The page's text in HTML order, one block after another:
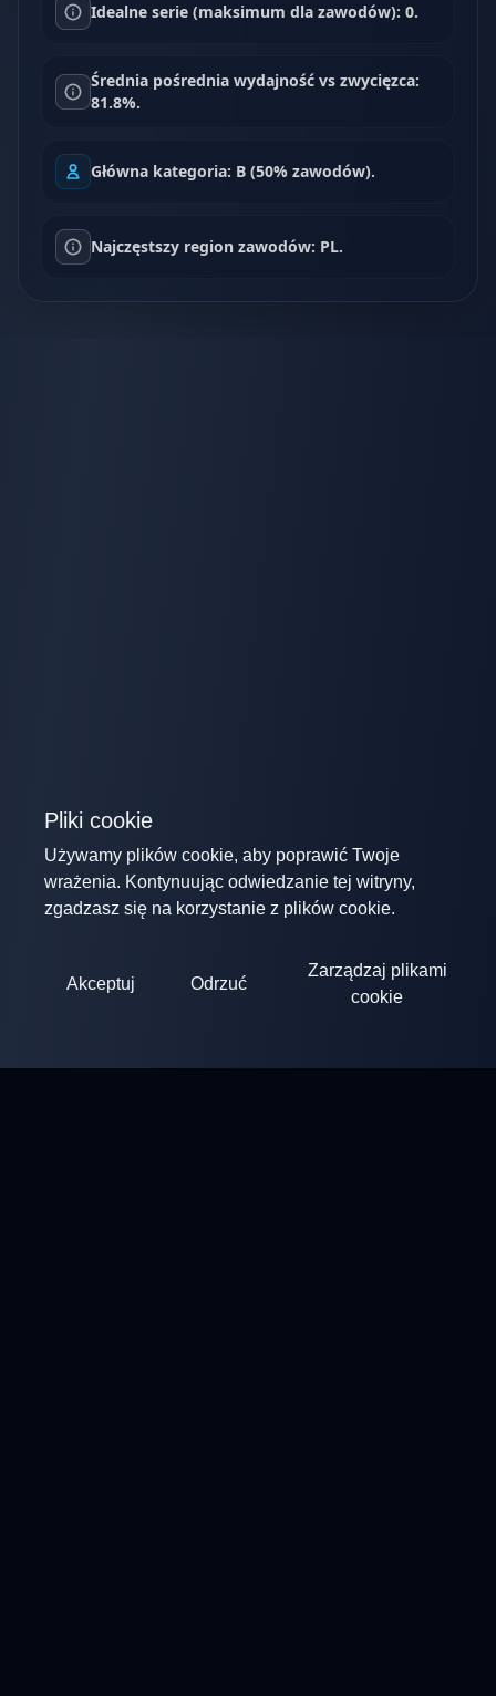
Idealne serie (maksimum dla zawodów): 0.
Średnia pośrednia wydajność vs zwycięzca:
81.8%.
Główna kategoria: B (50% zawodów).
Najczęstszy region zawodów: PL.
Pliki cookie
Używamy plików cookie, aby poprawić Twoje
wrażenia. Kontynuując odwiedzanie tej witryny,
zgadzasz się na korzystanie z plików cookie.
Akceptuj Odrzuć
Zarządzaj plikami
cookie